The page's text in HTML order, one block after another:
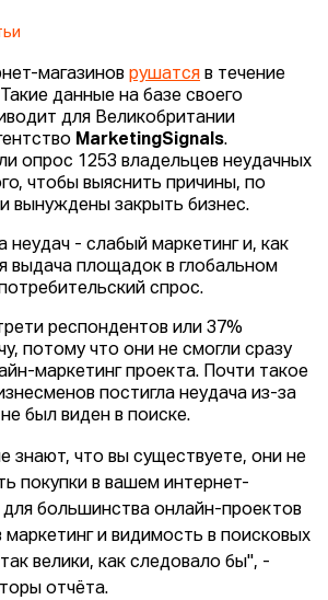
магазинов рушатся в течение
данные на базе своего
для Великобритании
MarketingSignals.
опрос 1253 владельцев неудачных
чтобы выяснить причины, по
вынуждены закрыть бизнес.
неудач - слабый маркетинг и, как
выдача площадок в глобальном
спрос.
респондентов или 37%
потому что они не смогли сразу
маркетинг проекта. Почти такое
постигла неудача из-за
был виден в поиске.
знают, что вы существуете, они не
покупки в вашем интернет-
для большинства онлайн-проектов
маркетинг и видимость в поисковых
велики, как следовало бы", -
отчёта.